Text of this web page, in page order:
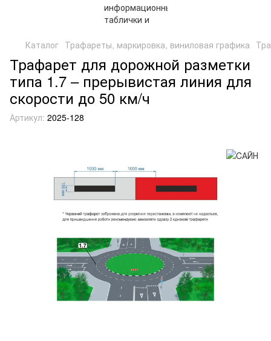
Каталог Трафареты, маркировка, виниловая графика
Трафарет для дорожной разметки
типа 1.7 – прерывистая линия для
скорости до 50 км/ч
Артикул: 2025-128